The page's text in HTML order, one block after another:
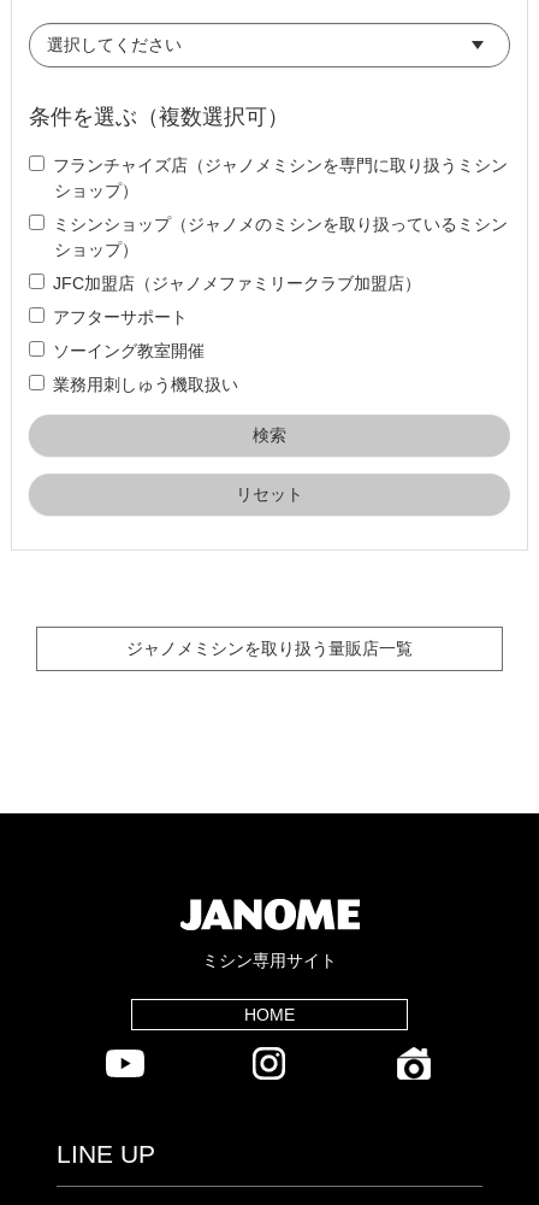
条件を選ぶ（複数選択可）
フランチャイズ店（ジャノメミシンを専門に取り扱うミシン
ショップ）
ミシンショップ（ジャノメのミシンを取り扱っているミシン
ショップ）
JFC加盟店（ジャノメファミリークラブ加盟店）
アフターサポート
ソーイング教室開催
業務用刺しゅう機取扱い
リセット
ジャノメミシンを取り扱う量販店一覧
ミシン専用サイト
HOME
LINE UP